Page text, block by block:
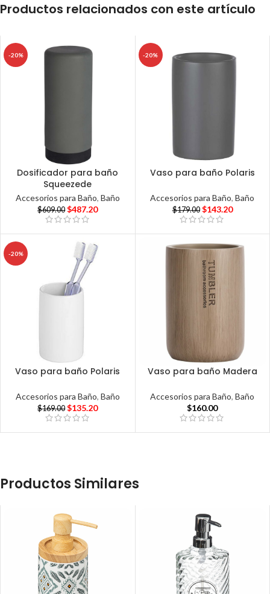
Productos relacionados con este artículo
-20%
Dosificador para baño
Squeezede
Accesorios para Baño, Baño
$609.00 $487.20
-20%
Vaso para baño Polaris
Accesorios para Baño,Baño
$179.00 $143.20
-20%
Vaso para baño Polaris
Accesorios para Baño, Baño
$169.00 $135.20
Vaso para baño Madera
Accesorios para Baño,Baño
$160.00
Productos Similares